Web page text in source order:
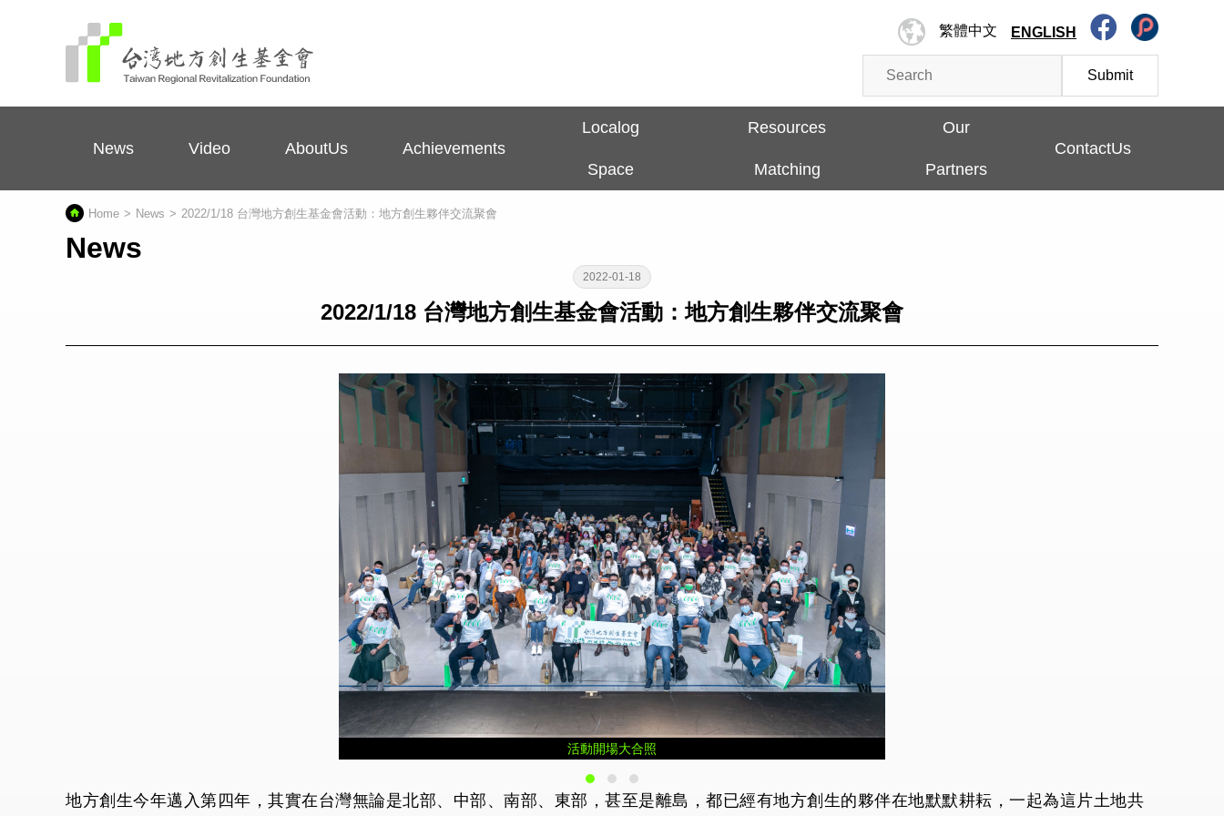
繁體中文 ENGLISH
Submit
News Video AboutUs Achievements
Localog
Space
Resources
Matching
Our
Partners
ContactUs
Home News 2022/1/18 台灣地方創生基金會活動：地方創生夥伴交流聚會
News
2022-01-18
2022/1/18 台灣地方創生基金會活動：地方創生夥伴交流聚會
活動開場大合照
地方創生今年邁入第四年，其實在台灣無論是北部、中部、南部、東部，甚至是離島，都已經有地方創生的夥伴在地默默耕耘，一起為這片土地共